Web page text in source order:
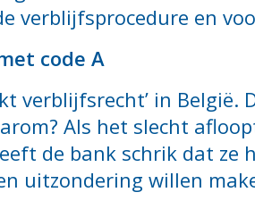
verblijfsprocedure en
code A
verblijfsrecht’ in
Als het slecht
de bank schrik dat
uitzondering willen